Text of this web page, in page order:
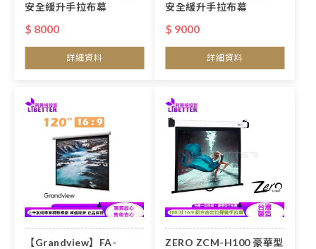
安全緩升手拉布幕
$ 8000
詳細資料
安全緩升手拉布幕
$ 9000
詳細資料
【Grandview】FA-
ZERO ZCM-H100 豪華型